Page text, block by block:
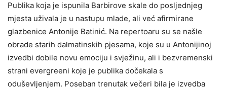
Publika koja je ispunila Barbirove skale do posljednjeg
mjesta uživala je u nastupu mlade, ali već afirmirane
glazbenice Antonije Batinić. Na repertoaru su se našle
obrade starih dalmatinskih pjesama, koje su u Antonijinoj
izvedbi dobile novu emociju i svježinu, ali i bezvremenski
strani evergreeni koje je publika dočekala s
oduševljenjem. Poseban trenutak večeri bila je izvedba